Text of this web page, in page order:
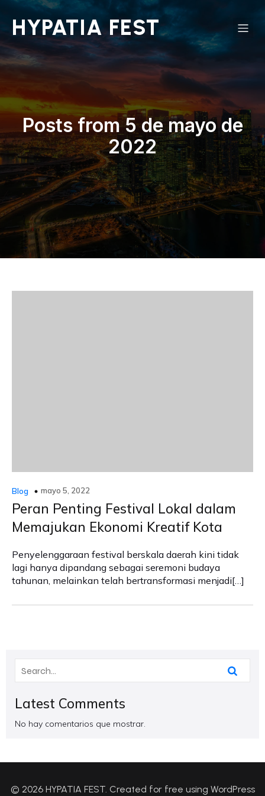
Saltar
contenido
HYPATIA FEST
Posts from 5 de mayo de
2022
Blog mayo 5, 2022
Peran Penting Festival Lokal dalam
Memajukan Ekonomi Kreatif Kota
Penyelenggaraan festival berskala daerah kini tidak
lagi hanya dipandang sebagai seremoni budaya
tahunan, melainkan telah bertransformasi menjadi[…]
Latest Comments
No hay comentarios que mostrar.
© 2026 HYPATIA FEST. Created for free using WordPress